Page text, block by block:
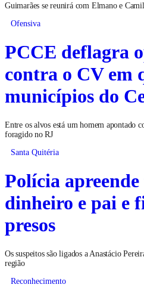
Guimarães se reunirá com Elmano e
Ofensiva
PCCE deflagra
contra o CV em
municípios do
Entre os alvos está um homem apontado
foragido no RJ
Santa Quitéria
Polícia
dinheiro e pai e
presos
Os suspeitos são ligados a Anastácio
região
Reconhecimento